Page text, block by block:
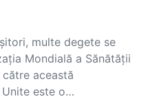
multe degete se
Mondială a Sănătății
această
este o…